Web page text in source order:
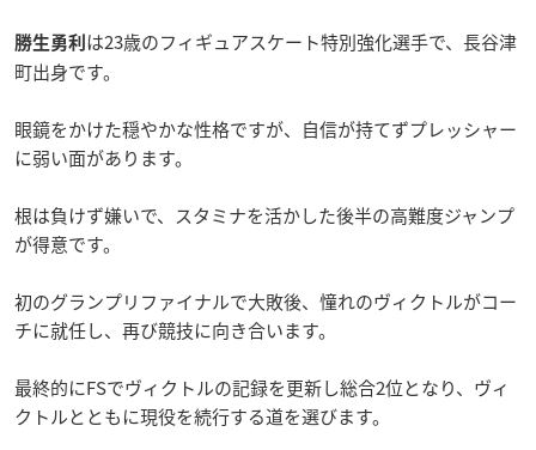
勝生勇利 は23歳のフィギュアスケート特別強化選手で、長谷津
町出身です。
眼鏡をかけた穏やかな性格ですが、自信が持てずプレッシャー
に弱い面があります。
根は負けず嫌いで、スタミナを活かした後半の高難度ジャンプ
が得意です。
初のグランプリファイナルで大敗後、憧れのヴィクトルがコー
チに就任し、再び競技に向き合います。
最終的にFSでヴィクトルの記録を更新し総合2位となり、ヴィ
クトルとともに現役を続行する道を選びます。